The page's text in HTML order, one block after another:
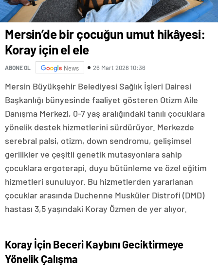
Mersin’de bir çocuğun umut hikâyesi:
Koray için el ele
ABONE OL News 26 Mart 2026 10:36
Mersin Büyükşehir Belediyesi Sağlık İşleri Dairesi
Başkanlığı bünyesinde faaliyet gösteren Otizm Aile
Danışma Merkezi, 0-7 yaş aralığındaki tanılı çocuklara
yönelik destek hizmetlerini sürdürüyor. Merkezde
serebral palsi, otizm, down sendromu, gelişimsel
gerilikler ve çeşitli genetik mutasyonlara sahip
çocuklara ergoterapi, duyu bütünleme ve özel eğitim
hizmetleri sunuluyor. Bu hizmetlerden yararlanan
çocuklar arasında Duchenne Musküler Distrofi (DMD)
hastası 3,5 yaşındaki Koray Özmen de yer alıyor.
Koray İçin Beceri Kaybını Geciktirmeye
Yönelik Çalışma